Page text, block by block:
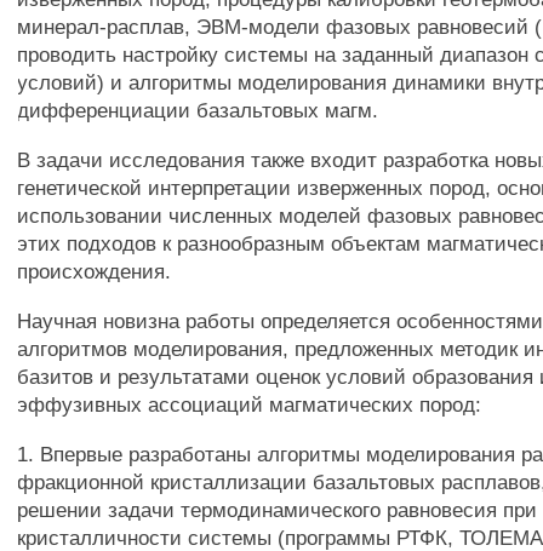
минерал-расплав, ЭВМ-модели фазовых равновесий
проводить настройку системы на заданный диапазон
условий) и алгоритмы моделирования динамики
дифференциации базальтовых магм.
В задачи исследования также входит разработка
генетической интерпретации изверженных пород,
использовании численных моделей фазовых
этих подходов к разнообразным объектам
происхождения.
Научная новизна работы определяется
алгоритмов моделирования, предложенных методик
базитов и результатами оценок условий
эффузивных ассоциаций магматических пород:
1. Впервые разработаны алгоритмы моделирования
фракционной кристаллизации базальтовых
решении задачи термодинамического равновесия при
кристалличности системы (программы РТФК,